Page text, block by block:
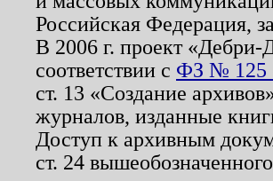
Российская Федерация,
В 2006 г. проект
соответствии с ФЗ № 125
ст. 13 «Создание
журналов, изданные
Доступ к архивным
ст. 24